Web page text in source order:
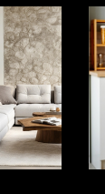
potentiels.
en vous
bien
bien est